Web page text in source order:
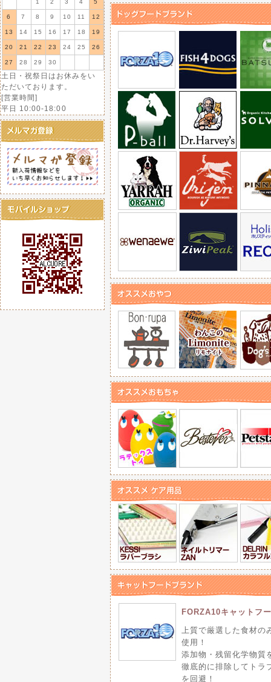
1 2 3 4 5
6 7 8 9 10 11 12
13 14 15 16 17 18 19
20 21 22 23 24 25 26
27 28 29 30
土日・祝祭日はお休みをい
ただいております。
[営業時間]
平日 10:00-18:00
2025/ 7/8
【BITE ME】バイトミー
噛んで、回して、脳トレ
【Smiley】スマイリー
2025/ 7/7
【BITE ME】バイトミー
カシャカシャおもちゃで
2025/ 7/7
【BITE ME】バイトミー
ふわふわピーピー、遊び
【Coo Couture】クーク
スーパークール×クール
2025/ 6/23
【Coo Couture】クーク
ハーネス、マット、腹巻き
2025/ 6/23
【Smiley】スマイリー 犬
2025/ 6/23
厳選された国産原材料を
2025/ 6/14
【Smiley】スマイリード
ノンオイルコーティングの
2025/ 6/7
【クールインテリア】ス
しっかりとした冷たさの
2025/ 6/6
【FORZA10】フォルツァ
厳選された高品質な素材
み事に選べます♪
【ホワイトフォックス】
DASHI（ベースデリうま
食欲をそそるうまみだし
FORZA10キャットフ
上質で厳選した食材の
使用！
添加物・残留化学物質
徹底的に排除してトラ
を回避！